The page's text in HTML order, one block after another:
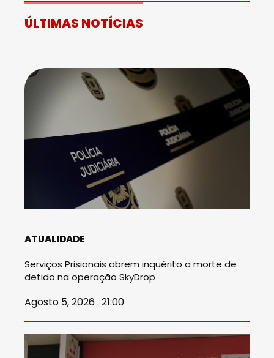
ÚLTIMAS NOTÍCIAS
ATUALIDADE
Serviços Prisionais abrem inquérito a morte de
detido na operação SkyDrop
Agosto 5, 2026 . 21:00